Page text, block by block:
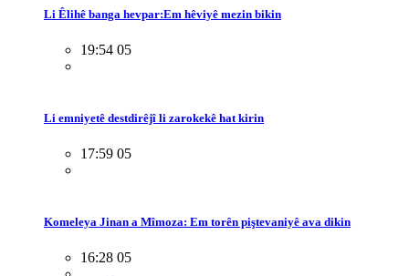
Li Êlihê banga hevpar:Em hêviyê mezin bikin
19:54 05
Li emniyetê destdirêjî li zarokekê hat kirin
17:59 05
Komeleya Jinan a Mîmoza: Em torên piştevaniyê ava dikin
16:28 05